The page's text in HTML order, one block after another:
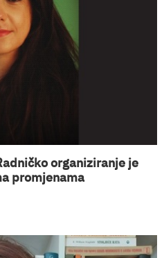
organiziranje je
promjenama